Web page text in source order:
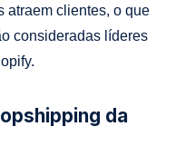
atraem clientes, o que
consideradas líderes
da